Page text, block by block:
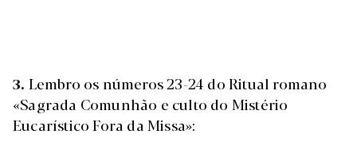
3. Lembro os números 23-24 do Ritual romano
«Sagrada Comunhão e culto do Mistério
Eucarístico Fora da Missa»: